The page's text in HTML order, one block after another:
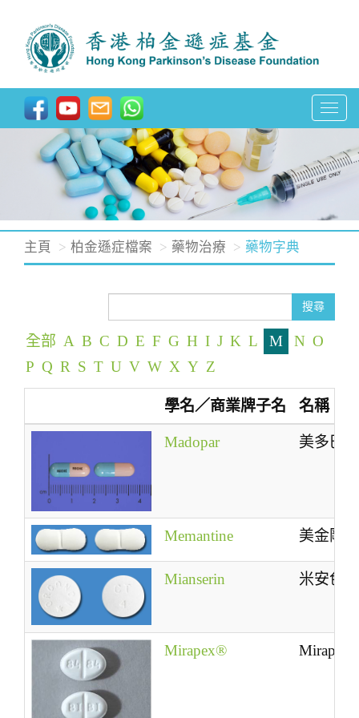
T
o
g
g
e
a
i
o
n
主頁 柏金遜症檔案 藥物治療 藥物字典
搜尋
全部 A B C D E F G H I J K L M N O
P Q R S T U V W X Y Z
學名／商業牌子名 名稱
Madopar 美多巴
Memantine 美金剛
Mianserin 米安色林
Mirapex®